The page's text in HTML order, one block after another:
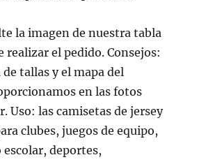
la imagen de nuestra tabla
realizar el pedido. Consejos:
tallas y el mapa del
en las fotos
Uso: las camisetas de jersey
clubes, juegos de equipo,
escolar, deportes,